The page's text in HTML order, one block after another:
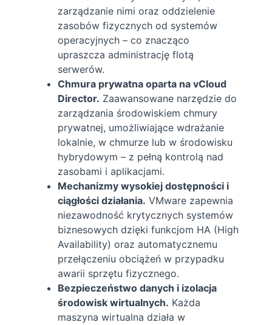
zarządzanie nimi oraz oddzielenie
zasobów fizycznych od systemów
operacyjnych – co znacząco
upraszcza administrację flotą
serwerów.
Chmura prywatna oparta na vCloud
Director. Zaawansowane narzędzie do
zarządzania środowiskiem chmury
prywatnej, umożliwiające wdrażanie
lokalnie, w chmurze lub w środowisku
hybrydowym – z pełną kontrolą nad
zasobami i aplikacjami.
Mechanizmy wysokiej dostępności i
ciągłości działania. VMware zapewnia
niezawodność krytycznych systemów
biznesowych dzięki funkcjom HA (High
Availability) oraz automatycznemu
przełączeniu obciążeń w przypadku
awarii sprzętu fizycznego.
Bezpieczeństwo danych i izolacja
środowisk wirtualnych. Każda
maszyna wirtualna działa w